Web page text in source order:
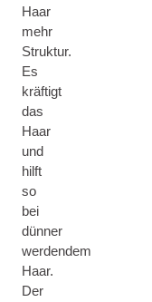
Haar
mehr
Struktur.
Es
kräftigt
das
Haar
und
hilft
so
bei
dünner
werdendem
Haar.
Der